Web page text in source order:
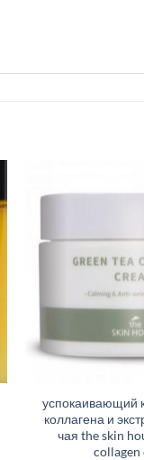
успокаивающий
коллагена и
чая the skin
collagen